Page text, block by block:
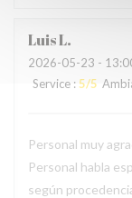
LuisL
2026-05-23 -
Service :5/5
Personal muy
Personal habla
según